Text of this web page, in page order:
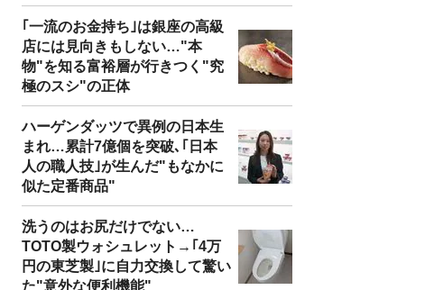
｢一流のお金持ち｣は銀座の高級
店には見向きもしない…"本
物"を知る富裕層が行きつく"究
極のスシ"の正体
ハーゲンダッツで異例の日本生
まれ…累計7億個を突破､｢日本
人の職人技｣が生んだ"もなかに
似た定番商品"
洗うのはお尻だけでない…
TOTO製ウォシュレット→｢4万
円の東芝製｣に自力交換して驚い
た"意外な便利機能"